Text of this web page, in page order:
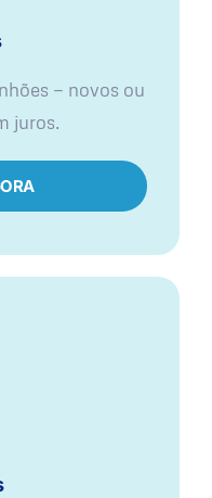
— novos ou
juros.